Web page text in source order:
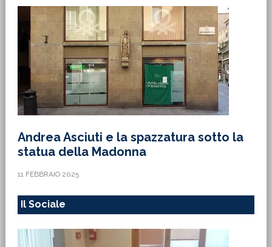
Andrea Asciuti e la spazzatura sotto la
statua della Madonna
11 FEBBRAIO 2025
Il Sociale